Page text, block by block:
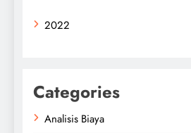
2022
Categories
Analisis Biaya